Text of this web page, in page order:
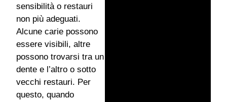
sensibilità o restauri
non più adeguati.
Alcune carie possono
essere visibili, altre
possono trovarsi tra un
dente e l’altro o sotto
vecchi restauri. Per
questo, quando